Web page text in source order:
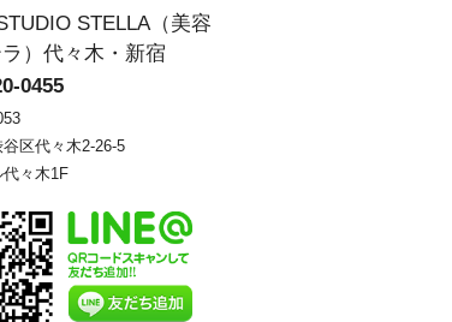
STELLA（美容
）代々木・新宿
0455
区代々木2-26-5
々木1F